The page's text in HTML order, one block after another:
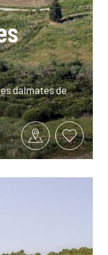
dalmates de